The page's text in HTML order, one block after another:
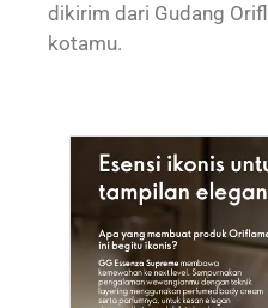
dikirim dari Gudang
kotamu.